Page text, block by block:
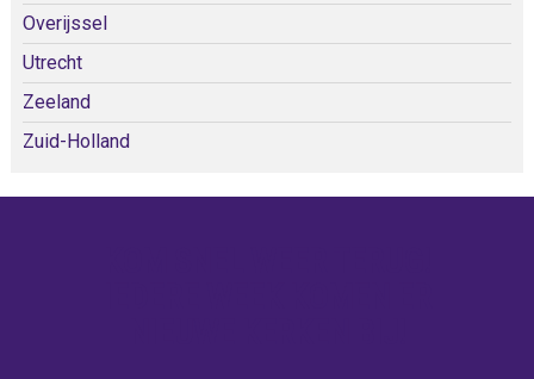
Overijssel
Utrecht
Zeeland
Zuid-Holland